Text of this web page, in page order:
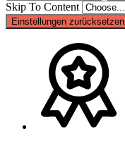
Skip To Content
Einstellungen zurücksetzen